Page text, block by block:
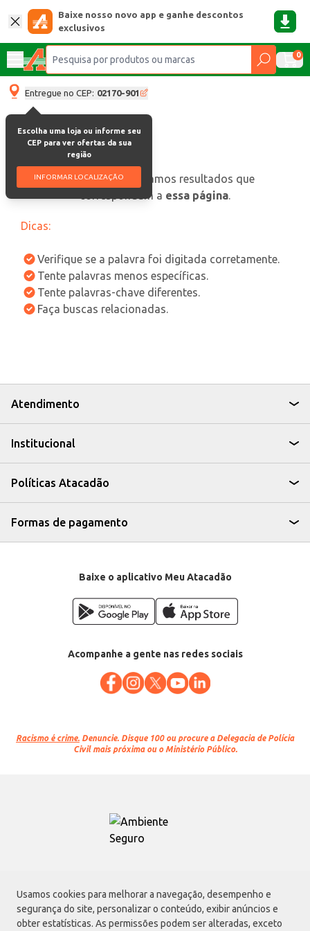
Usamos cookies para melhorar a navegação, desempenho e
segurança do site, personalizar o conteúdo, exibir anúncios e
obter estatísticas. As permissões podem ser alteradas, exceto
Baixe nosso novo app e ganhe descontos
exclusivos
0
Entregue no CEP: 02170-901
Escolha uma loja ou informe seu
CEP para ver ofertas da sua
região
INFORMAR LOCALIZAÇÃO
oops, não encontramos resultados que
correspondam a essa página.
Dicas:
Verifique se a palavra foi digitada corretamente.
Tente palavras menos específicas.
Tente palavras-chave diferentes.
Faça buscas relacionadas.
Atendimento
Institucional
Políticas Atacadão
Formas de pagamento
Baixe o aplicativo Meu Atacadão
Acompanhe a gente nas redes sociais
Racismo é crime. Denuncie. Disque 100 ou procure a Delegacia de Polícia
Civil mais próxima ou o Ministério Público.
Atacadão S.A.
Avenida Morvan Dias de Figueiredo, 6169, Vila Maria, São Paulo - SP | CEP
02170-901 | CNPJ: 75.315.333/0001-09